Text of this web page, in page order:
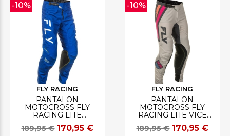
FLY RACING
PANTALON
MOTOCROSS FLY
RACING LITE
BLEU/BLANC/NOIR
189,95 € 170,95 €
-10%
FLY RACING
PANTALON
MOTOCROSS FLY
RACING LITE VICE
LIGHT
GRIS/ROSE/CORAIL
189,95 € 170,95 €
-10%